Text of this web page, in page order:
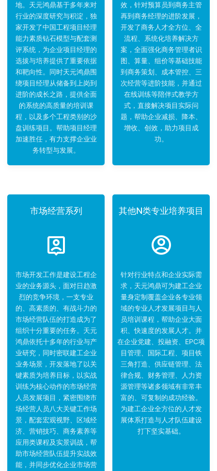
地。天元鸿鼎基于多年来对
行业的深度研究与积淀，独
家开发了中国工程项目经理
能力素质钻石模型与配套测
评系统，为企业项目经理的
选拔与培养提供了重要依据
和靶向性。同时天元鸿鼎围
绕项目经理从储备到上岗到
进阶的成长之路，提供全面
的系统的高质量的培训课
程，以及多个工程类别的沙
盘训练项目。帮助项目经理
加速胜任，有力支撑企业业
务转型与发展。
效，针对预算员到商务主管
再到商务经理的进阶发展，
开发了商务人才全方位、全
流程、系统化培养解决方
案，全面强化商务管理者识
图、算量、组价等基础技能
到商务策划、成本管控、三
次经营等进阶技能，并通过
在线训练等陪伴式教学方
式，直接解决项目实际问
题，帮助企业减损、降本、
增收、创效，助力项目成
功。
市场经营系列
市场开发工作是建设工程企
业的业务源头，面对日趋激
烈的竞争环境，一支专业
的、高素质的、有战斗力的
市场经营队伍的打造成为了
组织十分重要的任务。天元
鸿鼎依托十多年的行业与产
业研究，同时密联建工企业
业务场景，开发落地了以关
键素质为培养目标，以实战
训练为核心动作的市场经营
人员发展项目，紧密围绕市
场经营人员八大关键工作场
景，配套宏观视野、区域经
济、营销技巧、商务素养等
应用类课程及实景训战，帮
助市场经营队伍提升实战效
能，并同步优化企业市场营
其他N类专业培养项目
针对行业特点和企业实际需
求，天元鸿鼎可为建工企业
量身定制覆盖企业各专业领
域的专业人才发展项目与人
员培训课程，帮助企业大面
积、快速度的发展人才。并
在企业党建、投融资、EPC项
目管理、国际工程、项目铁
三角打造、供应链管理、法
律合规、财务管理、人力资
源管理等诸多领域有非常丰
富的、可复制的成功经验。
为建工企业全方位的人才发
展体系打造与人才队伍建设
打下坚实基础。